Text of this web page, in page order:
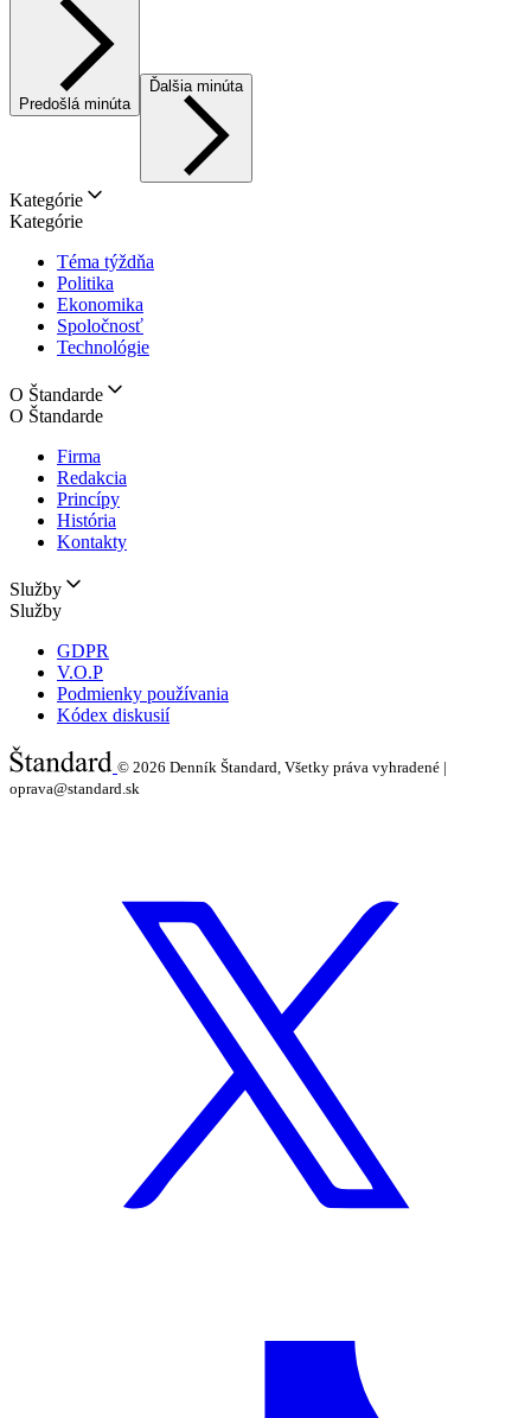
Predošlá minúta
Ďalšia minúta
Kategórie
Kategórie
Téma týždňa
Politika
Ekonomika
Spoločnosť
Technológie
O Štandarde
O Štandarde
Firma
Redakcia
Princípy
História
Kontakty
Služby
Služby
GDPR
V.O.P
Podmienky používania
Kódex diskusií
© 2026 Denník Štandard, Všetky práva vyhradené |
oprava@standard.sk